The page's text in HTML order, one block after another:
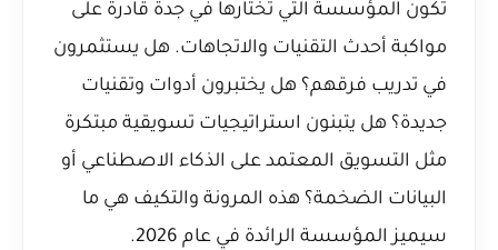
تكون المؤسسة التي تختارها في جدة قادرة على
مواكبة أحدث التقنيات والاتجاهات. هل يستثمرون
في تدريب فرقهم؟ هل يختبرون أدوات وتقنيات
جديدة؟ هل يتبنون استراتيجيات تسويقية مبتكرة
مثل التسويق المعتمد على الذكاء الاصطناعي أو
البيانات الضخمة؟ هذه المرونة والتكيف هي ما
سيميز المؤسسة الرائدة في عام 2026.